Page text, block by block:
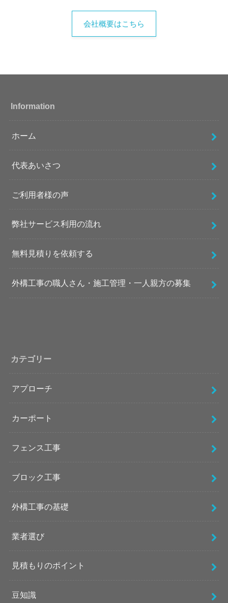
会社概要はこちら
Information
ホーム
代表あいさつ
ご利用者様の声
弊社サービス利用の流れ
無料見積りを依頼する
外構工事の職人さん・施工管理・一人親方の募集
カテゴリー
アプローチ
カーポート
フェンス工事
ブロック工事
外構工事の基礎
業者選び
見積もりのポイント
豆知識